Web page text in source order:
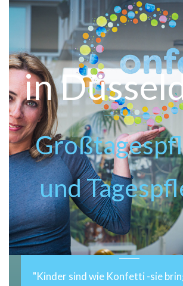
in
und
"Kinder sind wie Konfetti -sie